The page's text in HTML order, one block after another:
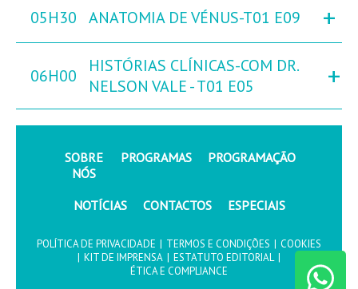
05H30 ANATOMIA DE VÉNUS-T01 E09 +
06H00
HISTÓRIAS CLÍNICAS-COM DR.
NELSON VALE - T01 E05
+
SOBRE
NÓS
PROGRAMAS PROGRAMAÇÃO
NOTÍCIAS CONTACTOS ESPECIAIS
POLÍTICA DE PRIVACIDADE | TERMOS E CONDIÇÕES | COOKIES
| KIT DE IMPRENSA | ESTATUTO EDITORIAL |
ÉTICA E COMPLIANCE